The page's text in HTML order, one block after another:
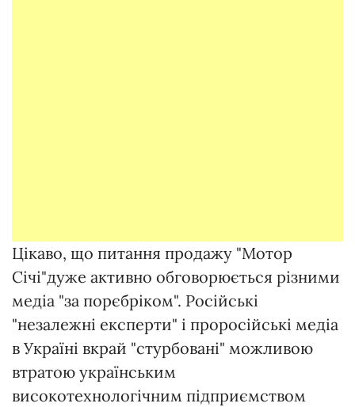
Цікаво, що питання продажу "Мотор
Січі"дуже активно обговорюється різними
медіа "за порєбріком". Російські
"незалежні експерти" і проросійські медіа
в Україні вкрай "стурбовані" можливою
втратою українським
високотехнологічним підприємством